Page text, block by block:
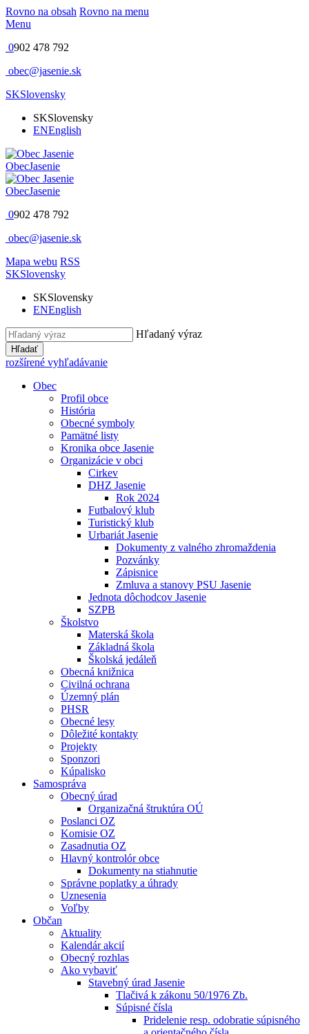
Rovno na obsah Rovno na menu
Menu
0902 478 792
obec@jasenie.sk
SKSlovensky
SKSlovensky
ENEnglish
ObecJasenie
ObecJasenie
0902 478 792
obec@jasenie.sk
Mapa webu RSS
SKSlovensky
SKSlovensky
ENEnglish
Hľadaný výraz
Hľadať
rozšírené vyhľadávanie
Obec
Profil obce
História
Obecné symboly
Pamätné listy
Kronika obce Jasenie
Organizácie v obci
Cirkev
DHZ Jasenie
Rok 2024
Futbalový klub
Turistický klub
Urbariát Jasenie
Dokumenty z valného zhromaždenia
Pozvánky
Zápisnice
Zmluva a stanovy PSU Jasenie
Jednota dôchodcov Jasenie
SZPB
Školstvo
Materská škola
Základná škola
Školská jedáleň
Obecná knižnica
Civilná ochrana
Územný plán
PHSR
Obecné lesy
Dôležité kontakty
Projekty
Sponzori
Kúpalisko
Samospráva
Obecný úrad
Organizačná štruktúra OÚ
Poslanci OZ
Komisie OZ
Zasadnutia OZ
Hlavný kontrolór obce
Dokumenty na stiahnutie
Správne poplatky a úhrady
Uznesenia
Voľby
Občan
Aktuality
Kalendár akcií
Obecný rozhlas
Ako vybaviť
Stavebný úrad Jasenie
Tlačivá k zákonu 50/1976 Zb.
Súpisné čísla
Pridelenie resp. odobratie súpisného